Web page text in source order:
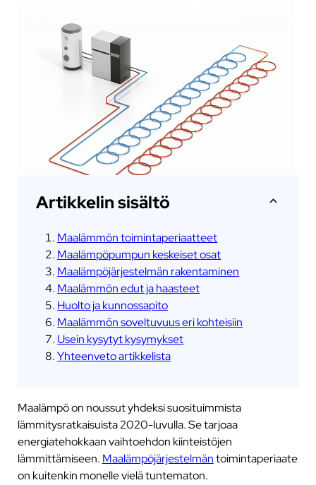
Artikkelin sisältö
Maalämmön toimintaperiaatteet
Maalämpöpumpun keskeiset osat
Maalämpöjärjestelmän rakentaminen
Maalämmön edut ja haasteet
Huolto ja kunnossapito
Maalämmön soveltuvuus eri kohteisiin
Usein kysytyt kysymykset
Yhteenveto artikkelista
Maalämpö on noussut yhdeksi suosituimmista
lämmitysratkaisuista 2020-luvulla. Se tarjoaa
energiatehokkaan vaihtoehdon kiinteistöjen
lämmittämiseen. Maalämpöjärjestelmäntoimintaperiaate
on kuitenkin monelle vielä tuntematon.